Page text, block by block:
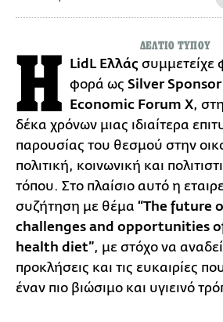
ΔΕΛΤΙΟ ΤΥΠΟΥ
Η LidL Ελλάς συμμετείχε
φορά ως Silver Sponsor
Economic Forum X,
δέκα χρόνων μιας ιδιαίτερα
παρουσίας του θεσμού στην
πολιτική, κοινωνική και
τόπου. Στο πλαίσιο αυτό η
συζήτηση με θέμα “The future
challenges and opportunities
health diet”, με στόχο να
προκλήσεις και τις ευκαιρίες
έναν πιο βιώσιμο και υγιεινό